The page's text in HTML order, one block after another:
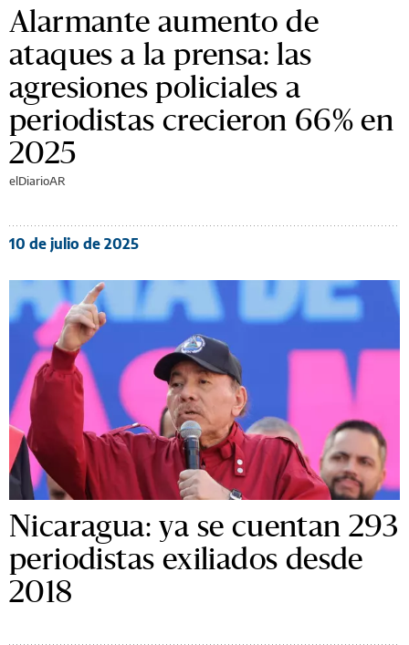
Alarmante aumento de
ataques a la prensa: las
agresiones policiales a
periodistas crecieron 66% en
2025
elDiarioAR
10 de julio de 2025
Nicaragua: ya se cuentan 293
periodistas exiliados desde
2018